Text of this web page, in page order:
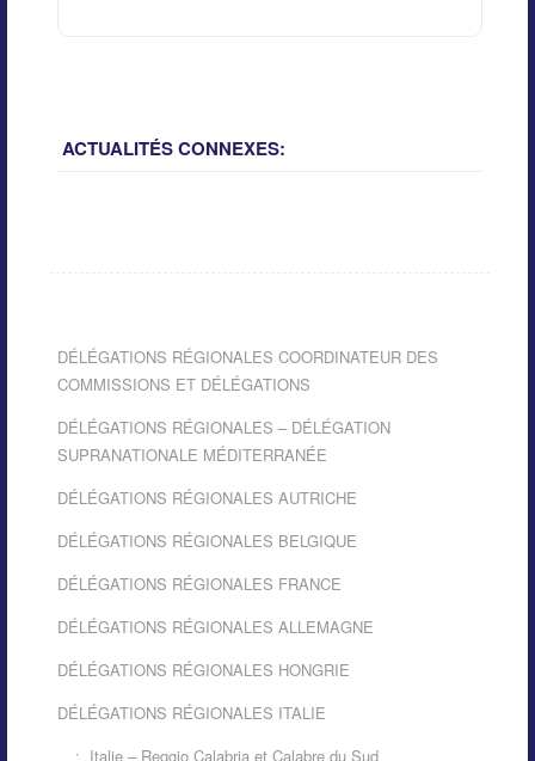
ACTUALITÉS CONNEXES:
DÉLÉGATIONS RÉGIONALES COORDINATEUR DES
COMMISSIONS ET DÉLÉGATIONS
DÉLÉGATIONS RÉGIONALES – DÉLÉGATION
SUPRANATIONALE MÉDITERRANÉE
DÉLÉGATIONS RÉGIONALES AUTRICHE
DÉLÉGATIONS RÉGIONALES BELGIQUE
DÉLÉGATIONS RÉGIONALES FRANCE
DÉLÉGATIONS RÉGIONALES ALLEMAGNE
DÉLÉGATIONS RÉGIONALES HONGRIE
DÉLÉGATIONS RÉGIONALES ITALIE
Italie – Reggio Calabria et Calabre du Sud